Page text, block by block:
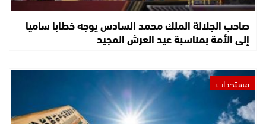
صاحب الجلالة الملك محمد السادس يوجه خطابا ساميا
إلى الأمة بمناسبة عيد العرش المجيد
مستجدات